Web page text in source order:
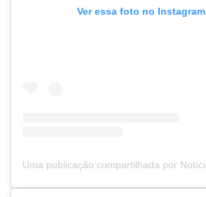
Ver essa foto no Instagram